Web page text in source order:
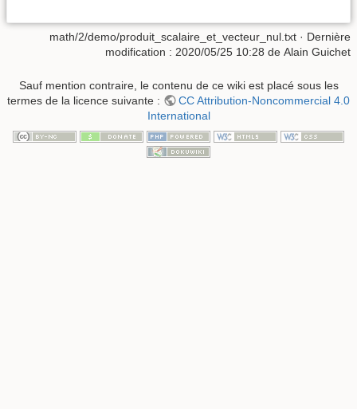
math/2/demo/produit_scalaire_et_vecteur_nul.txt · Dernière
modification : 2020/05/25 10:28 de Alain Guichet
Sauf mention contraire, le contenu de ce wiki est placé sous les
termes de la licence suivante :
CC Attribution-Noncommercial 4.0
International